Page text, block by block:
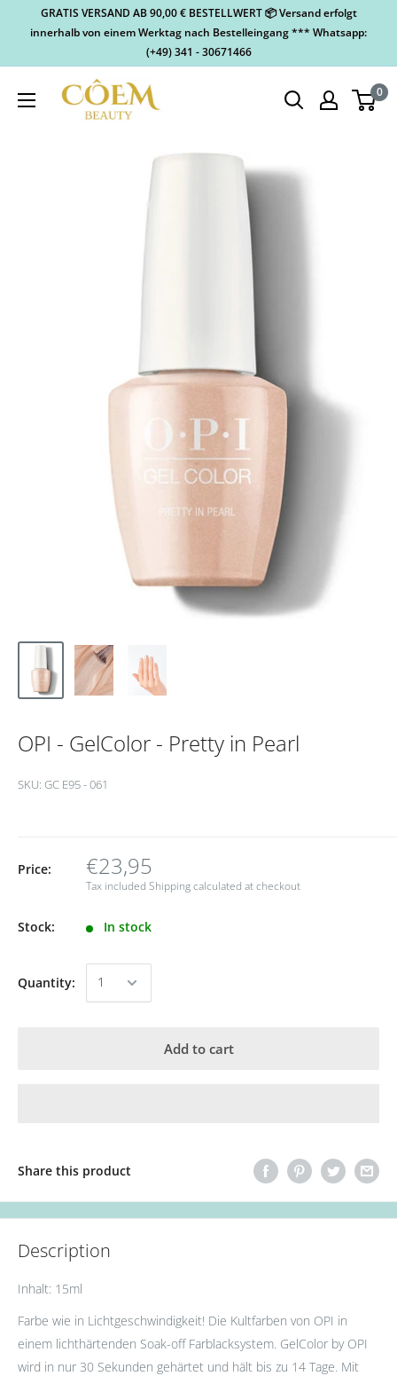
GRATIS VERSAND AB 90,00 € BESTELLWERT 📦 Versand erfolgt
innerhalb von einem Werktag nach Bestelleingang *** Whatsapp:
(+49) 341 - 30671466
0
OPI - GelColor - Pretty in Pearl
SKU: GC E95 - 061
Price: €23,95
Tax included Shipping calculated at checkout
Stock: In stock
Quantity:
Add to cart
Share this product
Description
Inhalt: 15ml
Farbe wie in Lichtgeschwindigkeit! Die Kultfarben von OPI in
einem lichthärtenden Soak-off Farblacksystem. GelColor by OPI
wird in nur 30 Sekunden gehärtet und hält bis zu 14 Tage. Mit